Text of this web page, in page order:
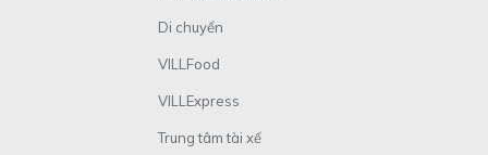
Di chuyển
VILLFood
VILLExpress
Trung tâm tài xế